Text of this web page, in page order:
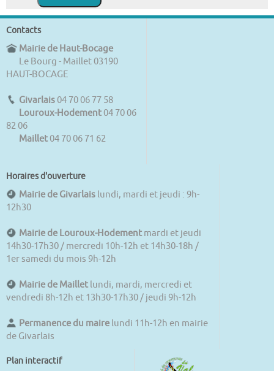
Contacts
Mairie de Haut-Bocage
Le Bourg - Maillet 03190
HAUT-BOCAGE
Givarlais 04 70 06 77 58
Louroux-Hodement 04 70 06
82 06
Maillet 04 70 06 71 62
Horaires d'ouverture
Mairie de Givarlais lundi, mardi et jeudi : 9h-
12h30
Mairie de Louroux-Hodement mardi et jeudi
14h30-17h30 / mercredi 10h-12h et 14h30-18h /
1er samedi du mois 9h-12h
Mairie de Maillet lundi, mardi, mercredi et
vendredi 8h-12h et 13h30-17h30 / jeudi 9h-12h
Permanence du maire lundi 11h-12h en mairie
de Givarlais
Plan interactif